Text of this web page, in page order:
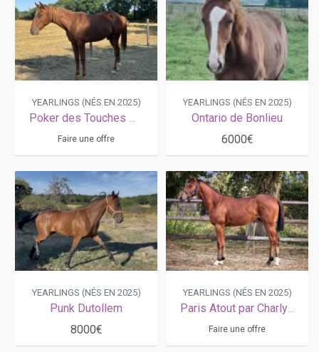
YEARLINGS (NÉS EN 2025)
Poker des Touches Magnificent Rodney × Citadella
Faire une offre
YEARLINGS (NÉS EN 2025)
Ontario de Bonlieu
6000€
YEARLINGS (NÉS EN 2025)
Punk Dutollem
8000€
YEARLINGS (NÉS EN 2025)
Paris Atout par Charly du Noyer , très belle souche de KRACK TIME ATOUT
Faire une offre